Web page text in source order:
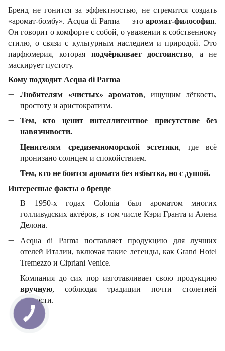
Бренд не гонится за эффектностью, не стремится создать
«аромат-бомбу». Acqua di Parma — это аромат-философия.
Он говорит о комфорте с собой, о уважении к собственному
стилю, о связи с культурным наследием и природой. Это
парфюмерия, которая подчёркивает достоинство, а не
маскирует пустоту.
Кому подходит Acqua di Parma
Любителям «чистых» ароматов, ищущим лёгкость,
простоту и аристократизм.
Тем, кто ценит интеллигентное присутствие без
навязчивости.
Ценителям средиземноморской эстетики, где всё
пронизано солнцем и спокойствием.
Тем, кто не боится аромата без избытка, но с душой.
Интересные факты о бренде
В 1950-х годах Colonia был ароматом многих
голливудских актёров, в том числе Кэри Гранта и Алена
Делона.
Acqua di Parma поставляет продукцию для лучших
отелей Италии, включая такие легенды, как Grand Hotel
Tremezzo и Cipriani Venice.
Компания до сих пор изготавливает свою продукцию
вручную, соблюдая традиции почти столетней
давности.